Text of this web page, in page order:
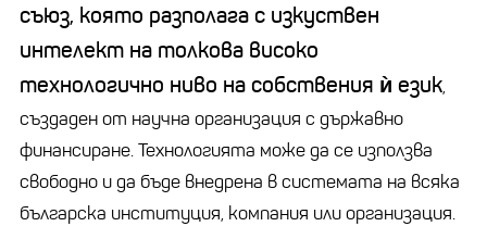
съюз, която разполага с изкуствен
интелект на толкова високо
технологично ниво на собствения ѝ език,
създаден от научна организация с държавно
финансиране. Технологията може да се използва
свободно и да бъде внедрена в системата на всяка
българска институция, компания или организация.